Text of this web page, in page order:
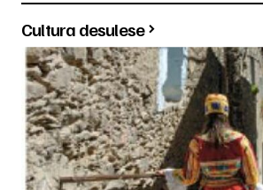
Cultura desulese